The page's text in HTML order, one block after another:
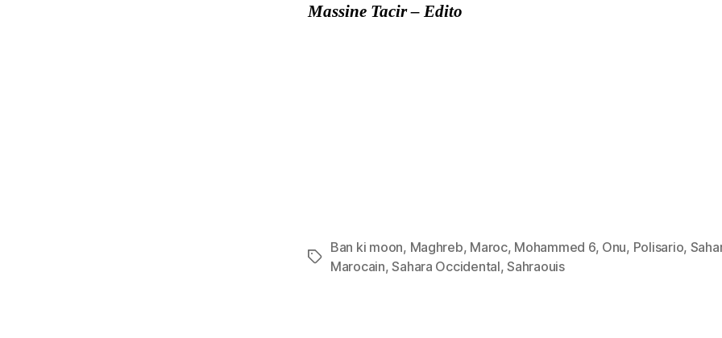
Massine Tacir – Edito
Étiquettes
Ban ki moon, Maghreb, Maroc, Mohammed 6, Onu, Polisario,
Marocain,Sahara Occidental,Sahraouis